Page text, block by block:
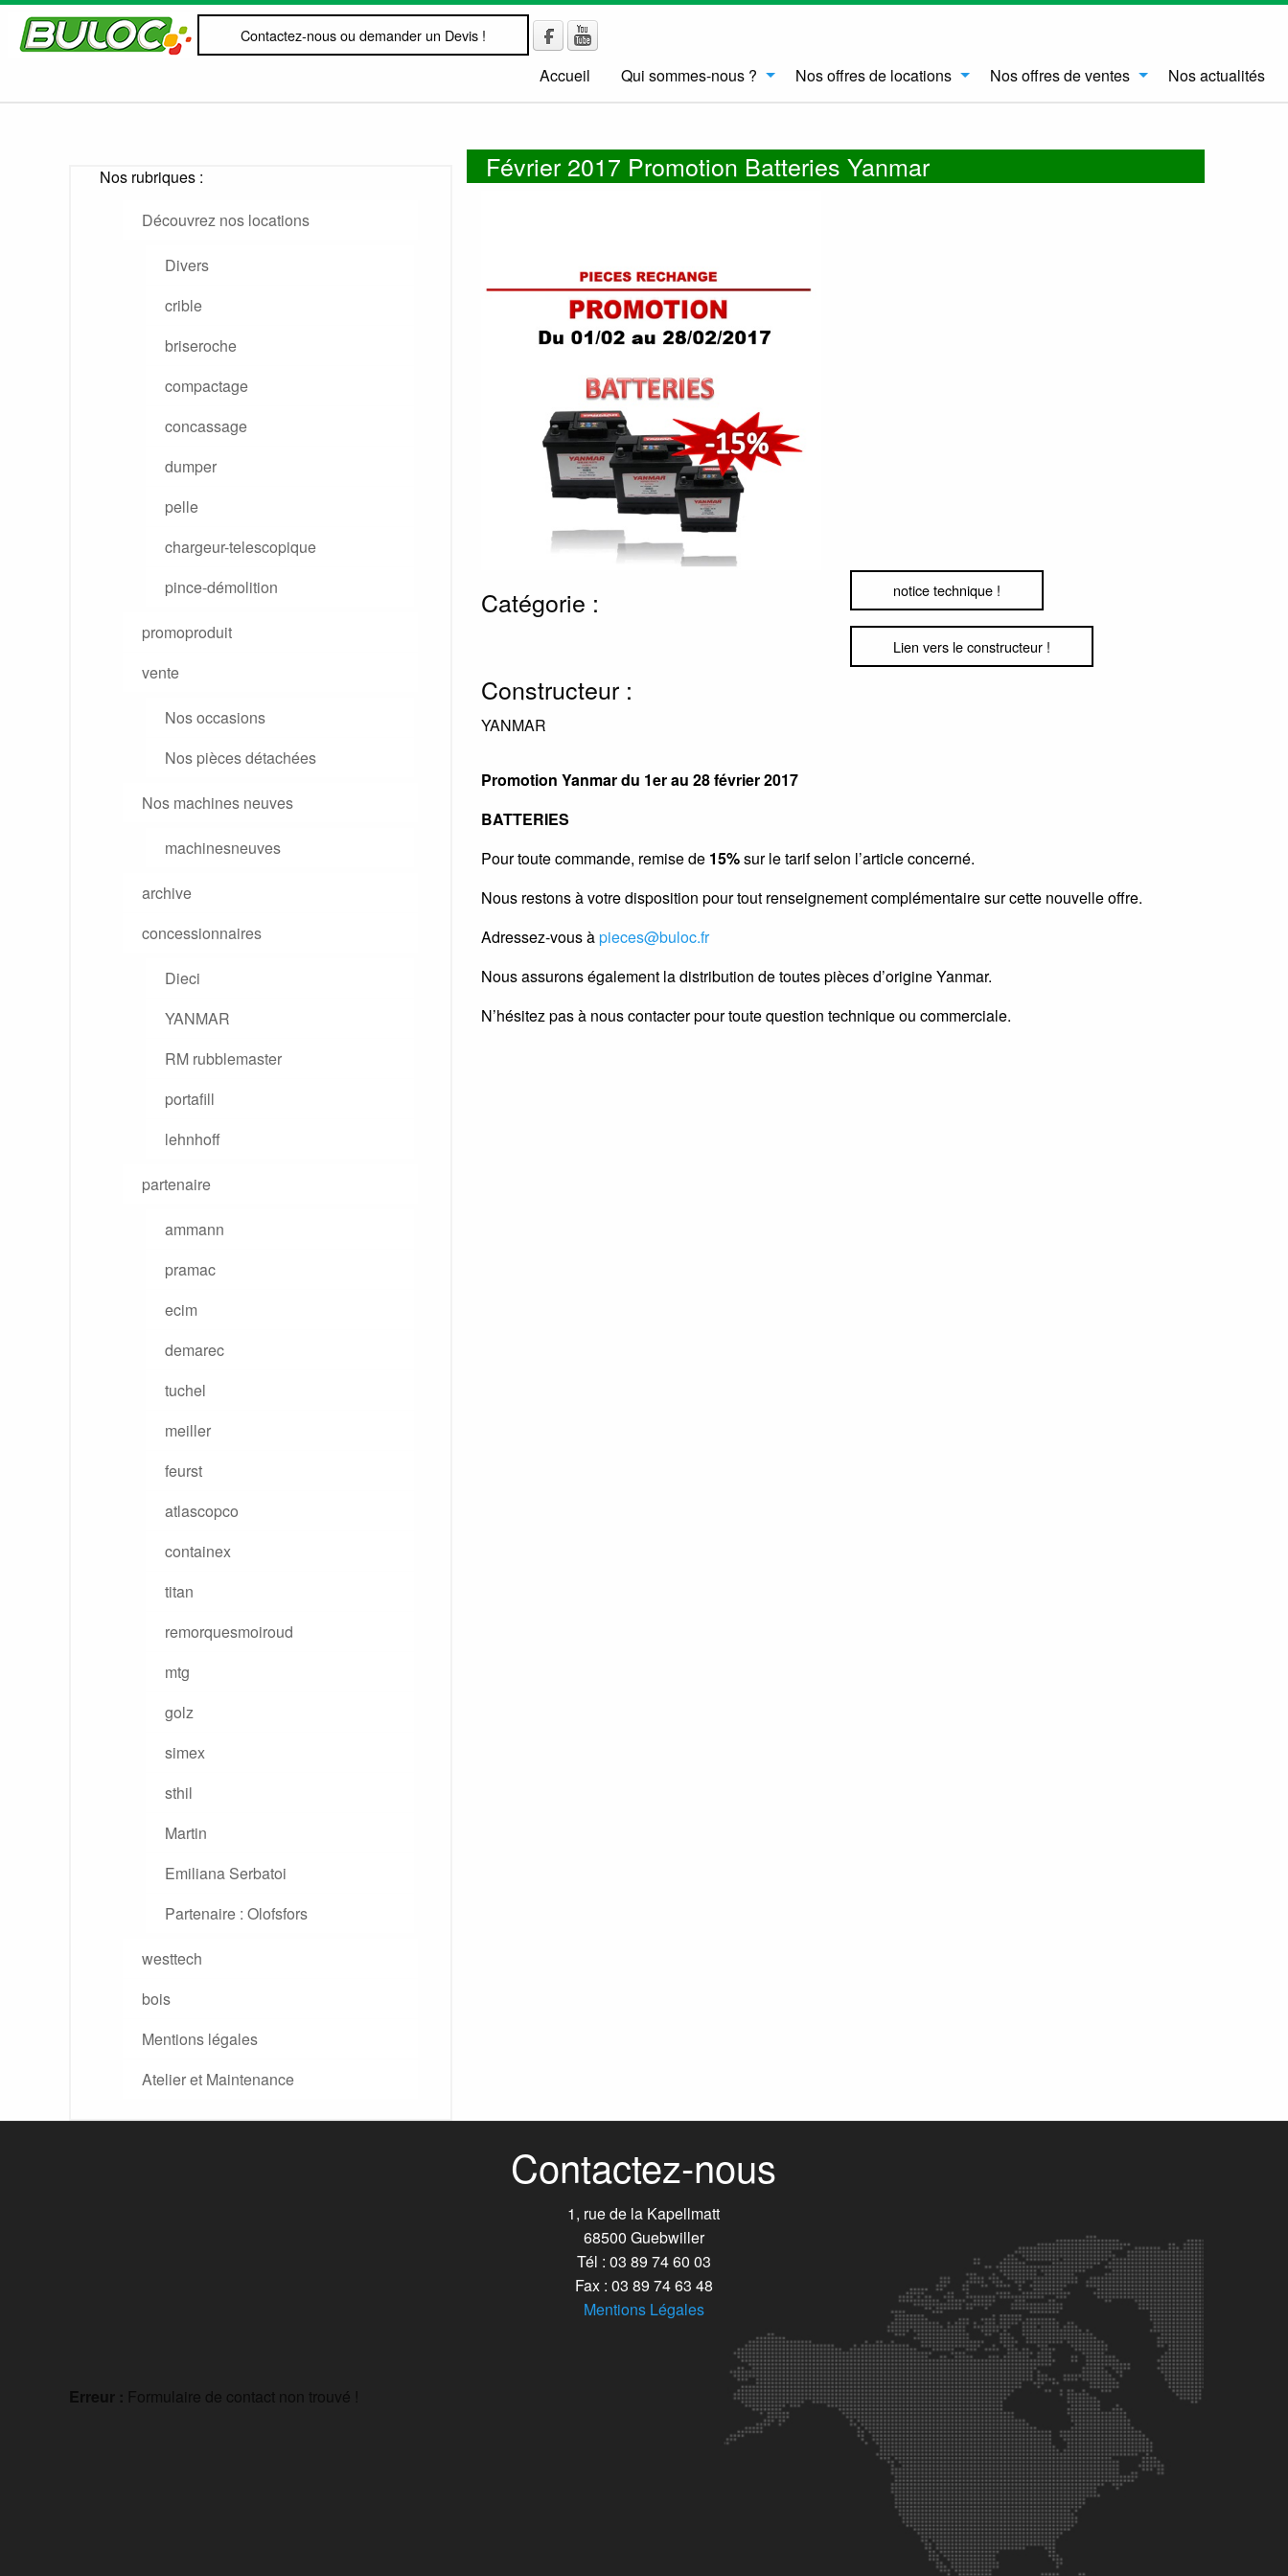
Contactez-nous ou demander un Devis !
Accueil Qui sommes-nous ? Nos offres de locations Nos offres de ventes Nos actualités
Nos rubriques :
Découvrez nos locations
Divers
crible
briseroche
compactage
concassage
dumper
pelle
chargeur-telescopique
pince-démolition
promoproduit
vente
Nos occasions
Nos pièces détachées
Nos machines neuves
machinesneuves
archive
concessionnaires
Dieci
YANMAR
RM rubblemaster
portafill
lehnhoff
partenaire
ammann
pramac
ecim
demarec
tuchel
meiller
feurst
atlascopco
containex
titan
remorquesmoiroud
mtg
golz
simex
sthil
Martin
Emiliana Serbatoi
Partenaire : Olofsfors
westtech
bois
Mentions légales
Atelier et Maintenance
Février 2017 Promotion Batteries Yanmar
Catégorie :
Constructeur :
YANMAR
notice technique !
Lien vers le constructeur !
Promotion Yanmar du 1er au 28 février 2017
BATTERIES
Pour toute commande, remise de 15%sur le tarif selon l’article concerné.
Nous restons à votre disposition pour tout renseignement complémentaire sur cette nouvelle offre.
Adressez-vous àpieces@buloc.fr
Nous assurons également la distribution de toutes pièces d’origine Yanmar.
N’hésitez pas à nous contacter pour toute question technique ou commerciale.
Contactez-nous
1, rue de la Kapellmatt
68500 Guebwiller
Tél : 03 89 74 60 03
Fax : 03 89 74 63 48
Mentions Légales
Erreur : Formulaire de contact non trouvé !